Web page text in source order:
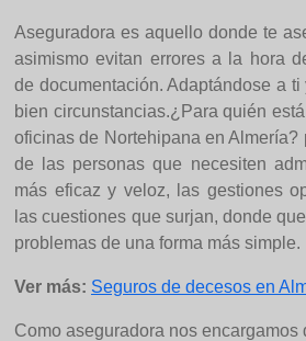
Aseguradora es aquello donde te
asimismo evitan errores a la hora
de documentación. Adaptándose a
bien circunstancias.¿Para quién
oficinas de Nortehipana en Almería?
de las personas que necesiten
más eficaz y veloz, las gestiones
las cuestiones que surjan, donde
problemas de una forma más simple.
Ver más: Seguros de decesos en
Como aseguradora nos encargamos